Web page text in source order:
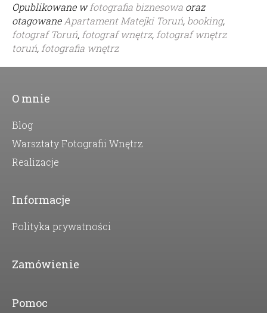
Opublikowane wfotografia biznesowa oraz
otagowaneApartament Matejki Toruń, booking,
fotograf Toruń, fotograf wnętrz, fotograf wnętrz
toruń, fotografia wnętrz
O mnie
Blog
Warsztaty Fotografii Wnętrz
Realizacje
Informacje
Polityka prywatności
Zamówienie
Pomoc